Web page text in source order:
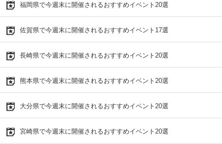
福岡県で今週末に開催されるおすすめイベント20選
佐賀県で今週末に開催されるおすすめイベント17選
長崎県で今週末に開催されるおすすめイベント20選
熊本県で今週末に開催されるおすすめイベント20選
大分県で今週末に開催されるおすすめイベント20選
宮崎県で今週末に開催されるおすすめイベント20選